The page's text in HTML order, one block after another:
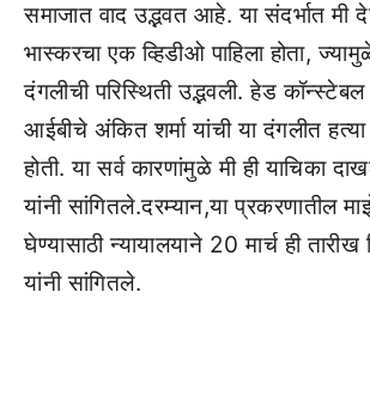
समाजात वाद उद्भवत आहे. या संदर्भात मी
भास्करचा एक व्हिडीओ पाहिला होता,
दंगलीची परिस्थिती उद्भवली. हेड
आईबीचे अंकित शर्मा यांची या दंगलीत
होती. या सर्व कारणांमुळे मी ही याचिका
यांनी सांगितले.दरम्यान,या प्रकरणातील
घेण्यासाठी न्यायालयाने 20 मार्च ही तारीख
यांनी सांगितले.